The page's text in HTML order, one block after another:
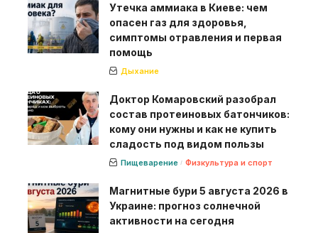
Утечка аммиака в Киеве: чем
опасен газ для здоровья,
симптомы отравления и первая
помощь
Дыхание
Доктор Комаровский разобрал
состав протеиновых батончиков:
кому они нужны и как не купить
сладость под видом пользы
Пищеварение Физкультура и спорт
Магнитные бури 5 августа 2026 в
Украине: прогноз солнечной
активности на сегодня